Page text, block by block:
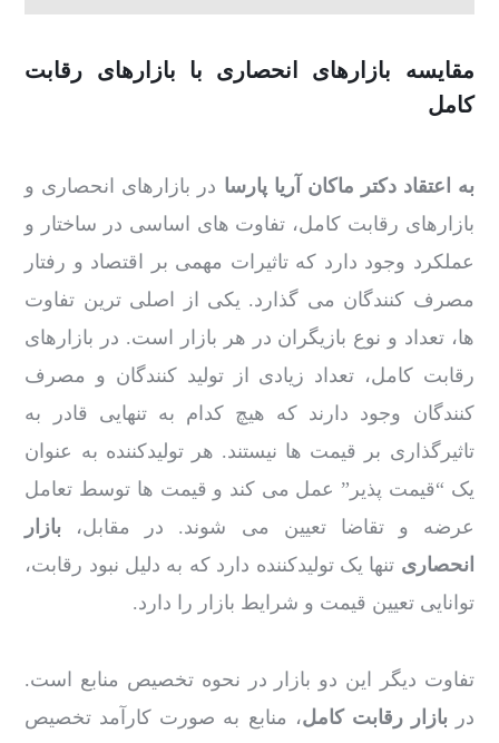
مقایسه بازارهای انحصاری با بازارهای رقابت
کامل
به اعتقاد دکتر ماکان آریا پارسا در بازارهای انحصاری و
بازارهای رقابت کامل، تفاوت های اساسی در ساختار و
عملکرد وجود دارد که تاثیرات مهمی بر اقتصاد و رفتار
مصرف کنندگان می گذارد. یکی از اصلی ترین تفاوت
ها، تعداد و نوع بازیگران در هر بازار است. در بازارهای
رقابت کامل، تعداد زیادی از تولید کنندگان و مصرف
کنندگان وجود دارند که هیچ کدام به تنهایی قادر به
تاثیرگذاری بر قیمت ها نیستند. هر تولیدکننده به عنوان
یک “قیمت پذیر” عمل می کند و قیمت ها توسط تعامل
عرضه و تقاضا تعیین می شوند. در مقابل، بازار
انحصاری تنها یک تولیدکننده دارد که به دلیل نبود رقابت،
توانایی تعیین قیمت و شرایط بازار را دارد.
تفاوت دیگر این دو بازار در نحوه تخصیص منابع است.
دربازار رقابت کامل، منابع به صورت کارآمد تخصیص